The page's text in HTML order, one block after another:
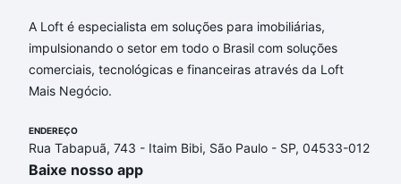
A Loft é especialista em soluções para imobiliárias,
impulsionando o setor em todo o Brasil com soluções
comerciais, tecnológicas e financeiras através da Loft
Mais Negócio.
ENDEREÇO
Rua Tabapuã, 743 - Itaim Bibi, São Paulo - SP, 04533-012
Baixe nosso app